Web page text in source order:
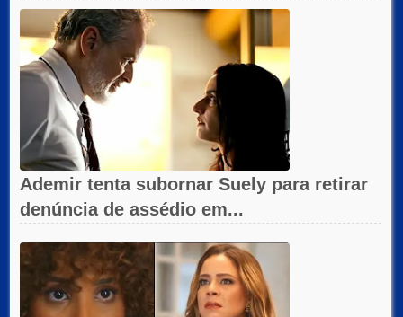
Ademir tenta subornar Suely para retirar
denúncia de assédio em...